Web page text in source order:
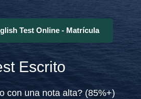
Test Online - Matrícula
Escrito
con una nota alta? (85%+)